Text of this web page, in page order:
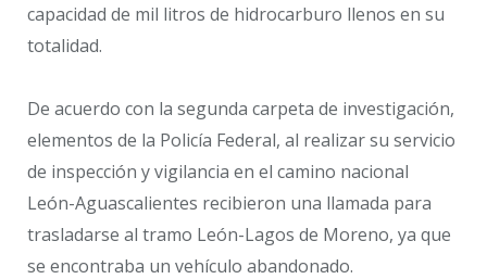
capacidad de mil litros de hidrocarburo llenos en su
totalidad.
De acuerdo con la segunda carpeta de investigación,
elementos de la Policía Federal, al realizar su servicio
de inspección y vigilancia en el camino nacional
León-Aguascalientes recibieron una llamada para
trasladarse al tramo León-Lagos de Moreno, ya que
se encontraba un vehículo abandonado.